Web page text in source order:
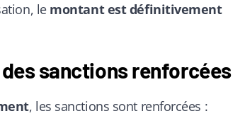
le montant est définitivement
sanctions renforcées
, les sanctions sont renforcées :